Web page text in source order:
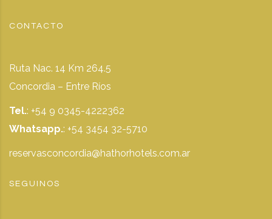
CONTACTO
Ruta Nac. 14 Km 264.5
Concordia – Entre Ríos
Tel.: +54 9 0345-4222362
Whatsapp.: +54 3454 32-5710
reservasconcordia@hathorhotels.com.ar
SEGUINOS